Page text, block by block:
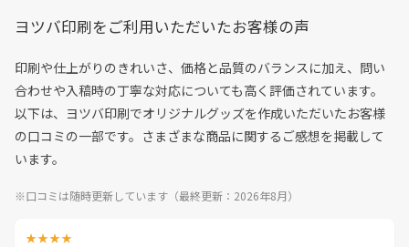
ヨツバ印刷をご利用いただいたお客様の声
印刷や仕上がりのきれいさ、価格と品質のバランスに加え、問い
合わせや入稿時の丁寧な対応についても高く評価されています。
以下は、ヨツバ印刷でオリジナルグッズを作成いただいたお客様
の口コミの一部です。さまざまな商品に関するご感想を掲載して
います。
※口コミは随時更新しています（最終更新：2026年8月）
★★★★